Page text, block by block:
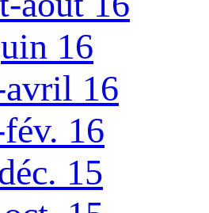
16
avril 16
16
15